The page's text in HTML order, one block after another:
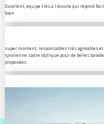
Excellent, equipe très a l écoute qui répond
bien
super moment, responsables très agréables
tyrolienne. cadre idyllique pour de belles
proposées.